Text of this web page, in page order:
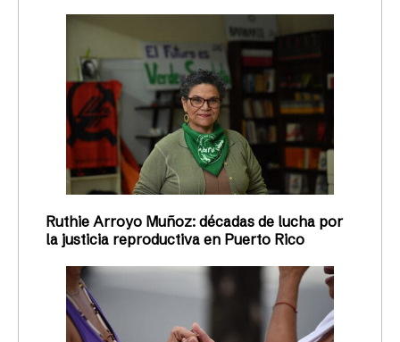
¿Ocupar el gobierno o hacer
revolución?: el debate de la
izquierda feminista
La Colectiva Feminista en Construcción, una de
las organizaciones feministas de mayor militancia
política en los últimos años en Puerto Rico, nació
ante el “vacío”